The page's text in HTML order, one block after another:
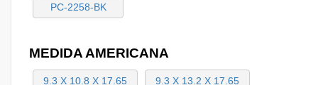
PC-2258-BK
MEDIDA AMERICANA
9.3 X 10.8 X 17.65 9.3 X 13.2 X 17.65